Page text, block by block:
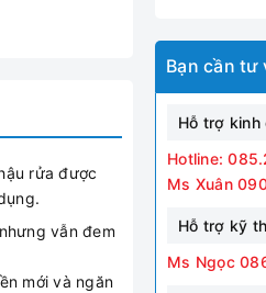
rửa được
vẫn đem
mới và ngăn
Bạn cần tư
Hỗ trợ kinh
Hotline:
Ms Xuân
Hỗ trợ kỹ
Ms Ngọc